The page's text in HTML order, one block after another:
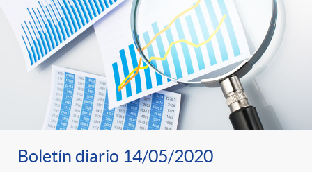
Boletín diario 14/05/2020